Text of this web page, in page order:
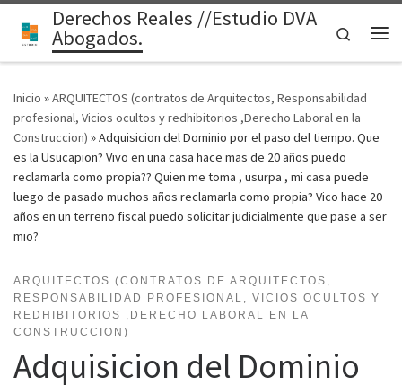
Saltar al contenido
Derechos Reales //Estudio DVA
Abogados.
Search
Inicio »ARQUITECTOS (contratos de Arquitectos, Responsabilidad
profesional, Vicios ocultos y redhibitorios ,Derecho Laboral en la
Construccion) »Adquisicion del Dominio por el paso del tiempo. Que
es la Usucapion? Vivo en una casa hace mas de 20 años puedo
reclamarla como propia?? Quien me toma , usurpa , mi casa puede
luego de pasado muchos años reclamarla como propia? Vico hace 20
años en un terreno fiscal puedo solicitar judicialmente que pase a ser
mio?
ARQUITECTOS (CONTRATOS DE ARQUITECTOS,
RESPONSABILIDAD PROFESIONAL, VICIOS OCULTOS Y
REDHIBITORIOS ,DERECHO LABORAL EN LA
CONSTRUCCION)
Adquisicion del Dominio